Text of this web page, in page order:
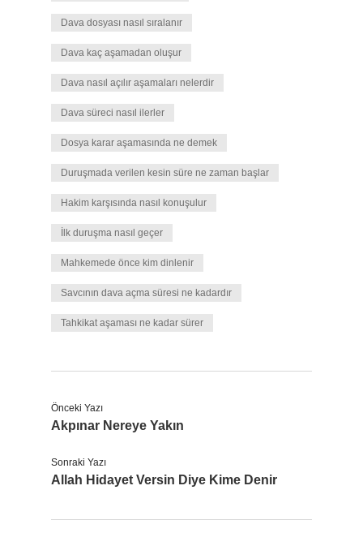
Dava dosyası nasıl sıralanır
Dava kaç aşamadan oluşur
Dava nasıl açılır aşamaları nelerdir
Dava süreci nasıl ilerler
Dosya karar aşamasında ne demek
Duruşmada verilen kesin süre ne zaman başlar
Hakim karşısında nasıl konuşulur
İlk duruşma nasıl geçer
Mahkemede önce kim dinlenir
Savcının dava açma süresi ne kadardır
Tahkikat aşaması ne kadar sürer
Önceki Yazı
Akpınar Nereye Yakın
Sonraki Yazı
Allah Hidayet Versin Diye Kime Denir